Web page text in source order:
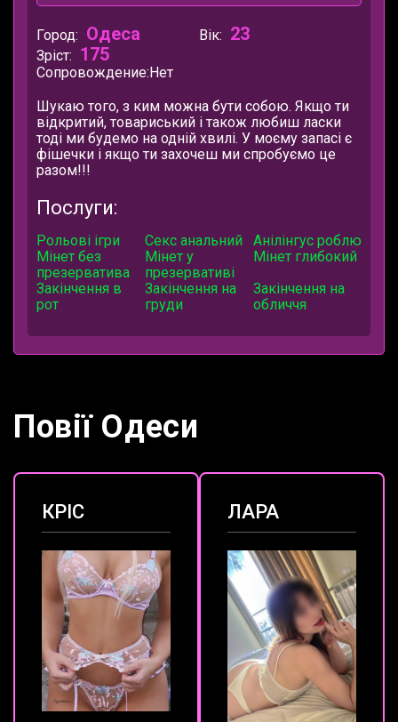
Город: Одеса Вік: 23
Зріст: 175
Сопровождение:Нет
Шукаю того, з ким можна бути собою. Якщо ти
відкритий, товариський і також любиш ласки
тоді ми будемо на одній хвилі. У моєму запасі є
фішечки і якщо ти захочеш ми спробуємо це
разом!!!
Послуги:
Рольові ігри Секс анальний
Анілінгус роблю
Мінет без
презерватива
Мінет у
презервативі
Мінет глибокий
Закінчення в
рот
Закінчення на
груди
Закінчення на
обличчя
Повії Одеси
КРІС ЛАРА